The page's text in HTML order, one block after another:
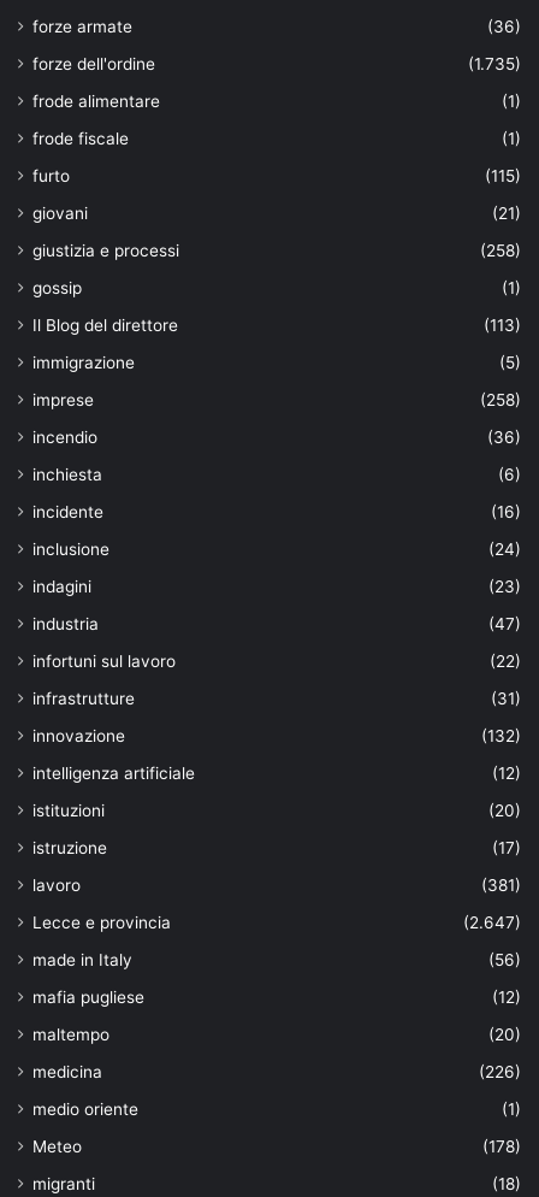
forze armate
(36)
forze dell'ordine
(1.735)
frode alimentare
(1)
frode fiscale
(1)
furto
(115)
giovani
(21)
giustizia e processi
(258)
gossip
(1)
Il Blog del direttore
(113)
immigrazione
(5)
imprese
(258)
incendio
(36)
inchiesta
(6)
incidente
(16)
inclusione
(24)
indagini
(23)
industria
(47)
infortuni sul lavoro
(22)
infrastrutture
(31)
innovazione
(132)
intelligenza artificiale
(12)
istituzioni
(20)
istruzione
(17)
lavoro
(381)
Lecce e provincia
(2.647)
made in Italy
(56)
mafia pugliese
(12)
maltempo
(20)
medicina
(226)
medio oriente
(1)
Meteo
(178)
migranti
(18)